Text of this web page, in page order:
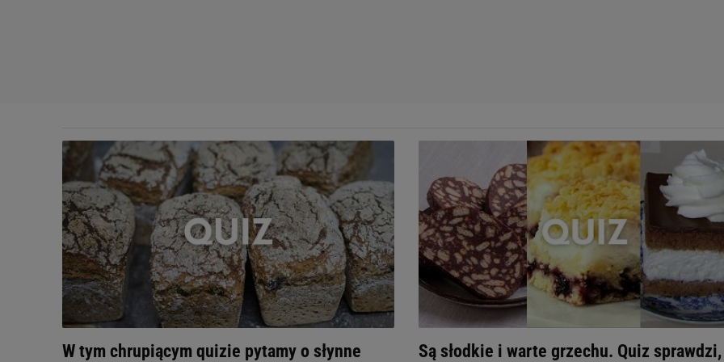
W tym chrupiącym quizie pytamy o słynne Są słodkie i warte grzechu. Quiz